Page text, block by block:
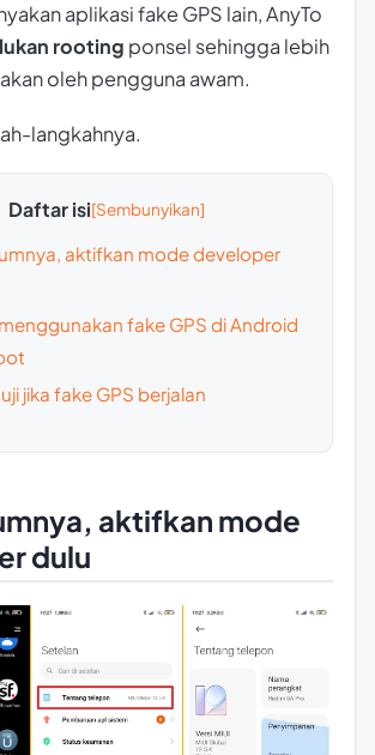
aplikasi fake GPS lain, AnyTo
rooting ponsel sehingga lebih
oleh pengguna awam.
langkahnya.
Daftar isi
aktifkan mode developer
fake GPS di Android
jika fake GPS berjalan
aktifkan mode
dulu